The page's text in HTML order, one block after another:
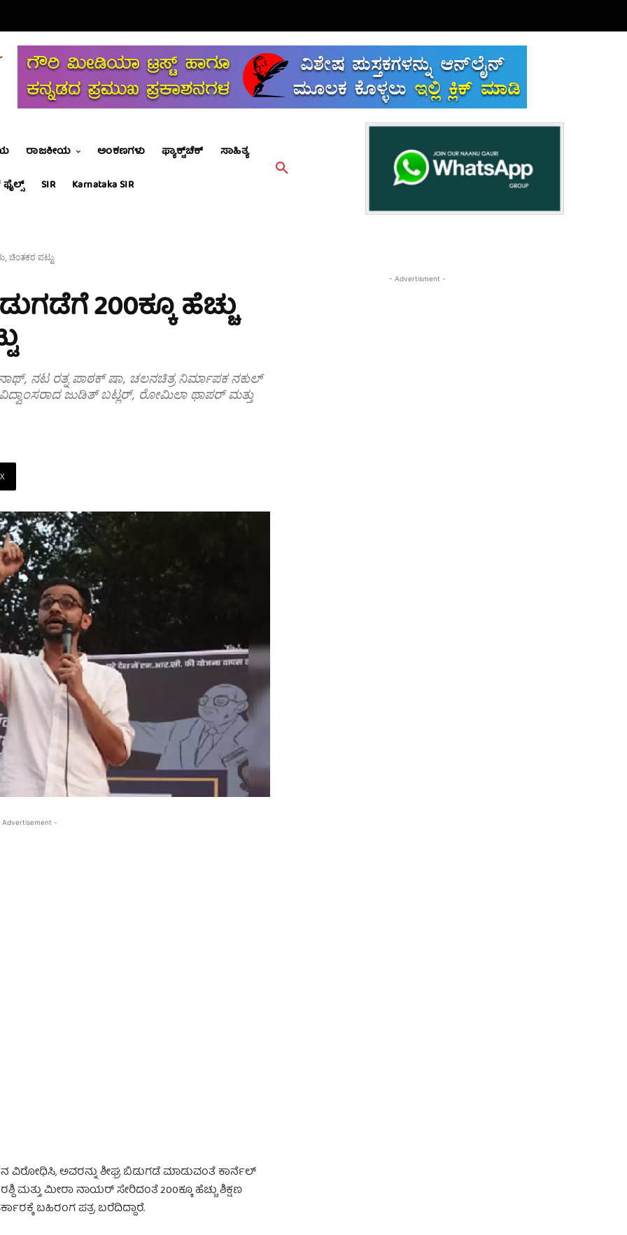
ರಾಜಕೀಯ ಅಂಕಣಗಳು ಫ್ಯಾಕ್ಟ್‌ಚೆಕ್
ಸಾಹಿತ್ಯ
SIR Karnataka SIR
ಚಿಂತಕರ ಪಟ್ಟು
200ಕ್ಕೂ ಹೆಚ್ಚು
ನಟ ರತ್ನ ಪಾಠಕ್ ಷಾ, ಚಲನಚಿತ್ರ ನಿರ್ಮಾಪಕ ನಕುಲ್
ಜುಡಿತ್ ಬಟ್ಲರ್, ರೋಮಿಲಾ ಥಾಪರ್ ಮತ್ತು
X
-
ಅವರನ್ನು ಶೀಘ್ರ ಬಿಡುಗಡೆ ಮಾಡುವಂತೆ ಕಾರ್ನೆಲ್
ಮೀರಾ ನಾಯರ್ ಸೇರಿದಂತೆ 200ಕ್ಕೂ ಹೆಚ್ಚು ಶಿಕ್ಷಣ
ಬಹಿರಂಗ ಪತ್ರ ಬರೆದಿದ್ದಾರೆ.
- Advertisment -